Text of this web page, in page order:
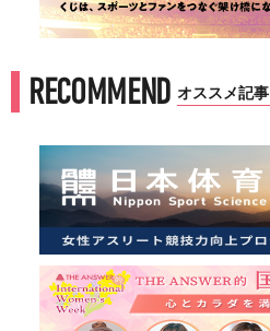
RECOMMEND オススメ記事